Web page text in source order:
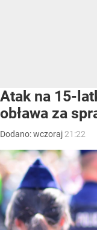
Atak na 15-
obława za
Dodano:wczoraj 21:22